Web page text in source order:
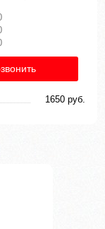
1650 руб.